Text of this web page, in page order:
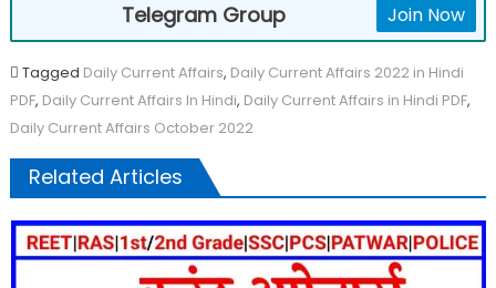
Telegram Group Join Now
Tagged Daily Current Affairs, Daily Current Affairs 2022 in Hindi
PDF, Daily Current Affairs In Hindi, Daily Current Affairs in Hindi PDF,
Daily Current Affairs October 2022
Related Articles